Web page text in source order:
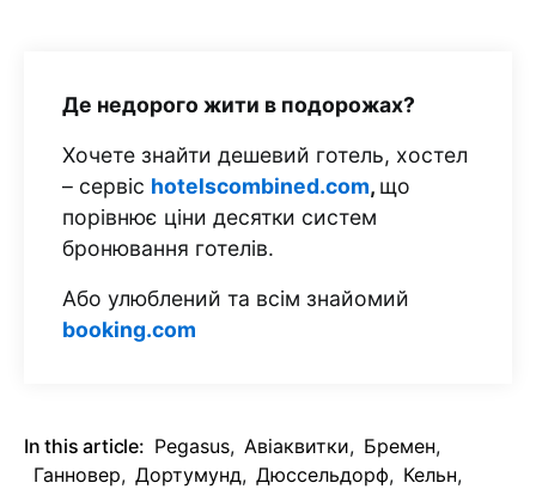
Де недорого жити в подорожах?
Хочете знайти дешевий готель, хостел
– сервіс hotelscombined.com, що
порівнює ціни десятки систем
бронювання готелів.
Або улюблений та всім знайомий
booking.com
In this article: Pegasus, Авіаквитки, Бремен,
Ганновер, Дортумунд, Дюссельдорф, Кельн,